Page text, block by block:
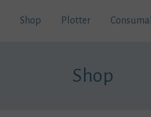
Shop Plotter
Shop